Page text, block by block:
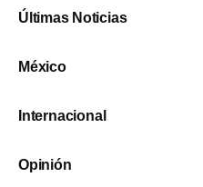
Últimas Noticias
México
Internacional
Opinión